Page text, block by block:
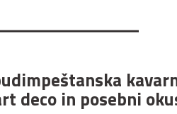
deco in posebni